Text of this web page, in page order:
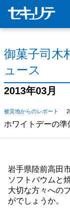
御菓子司
ュース
2013年03月
被災地からのレポート
ホワイトデーの準
岩手県陸前高田
ソフトバウムと
大切な方々への
がでしょうか。